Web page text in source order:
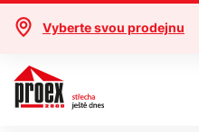
Vyberte svou prodejnu